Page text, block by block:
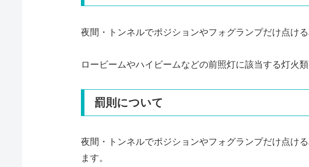
夜間・トンネルでポジションやフォグランプだけ点け
ロービームやハイビームなどの前照灯に該当する灯火
罰則について
夜間・トンネルでポジションやフォグランプだけ点け
ます。